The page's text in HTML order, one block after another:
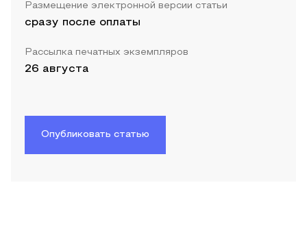
Размещение электронной версии статьи
сразу после оплаты
Рассылка печатных экземпляров
26 августа
Опубликовать статью